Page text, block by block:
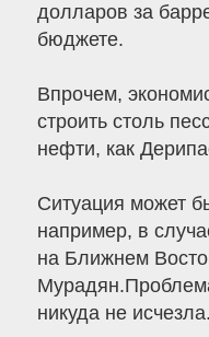
долларов за
бюджете.
Впрочем,
строить столь
нефти, как
Ситуация может
например, в
на Ближнем
никуда не исчезла.